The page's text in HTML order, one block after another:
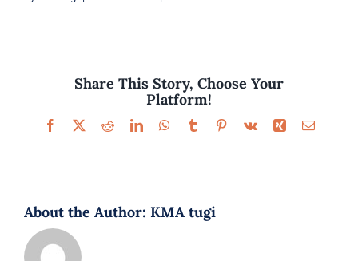
Share This Story, Choose Your
Platform!
Facebook
X RedditLinkedInWhatsApp
TumblrPinterest
Vk Xing Email
About the Author: KMA tugi